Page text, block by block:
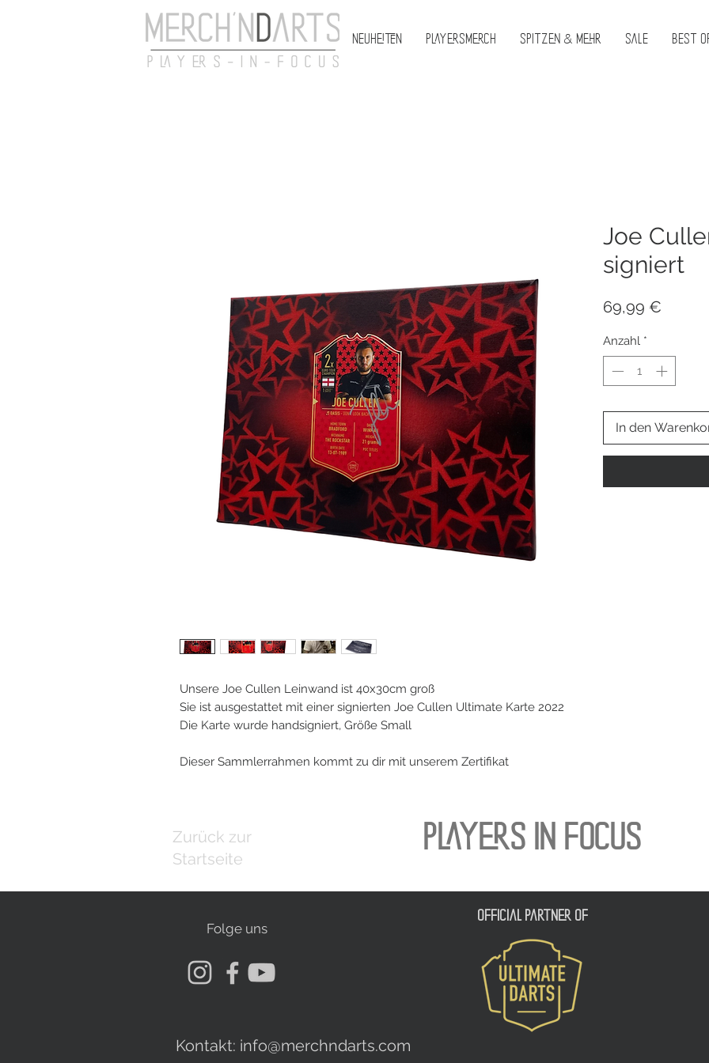
Neuheiten PlayersMerch Spitzen & Mehr Sale Best
Unsere Joe Cullen Leinwand ist 40x30cm groß
Sie ist ausgestattet mit einer signierten Joe Cullen Ultimate Karte 2022
Die Karte wurde handsigniert, Größe Small
Dieser Sammlerrahmen kommt zu dir mit unserem Zertifikat
Joe
signiert
69,99 €
Anzahl *
In den
Zurück zur
Startseite
PLAYERS IN FOCUS
Folge uns
official partner of
Kontakt: info@merchndarts.com